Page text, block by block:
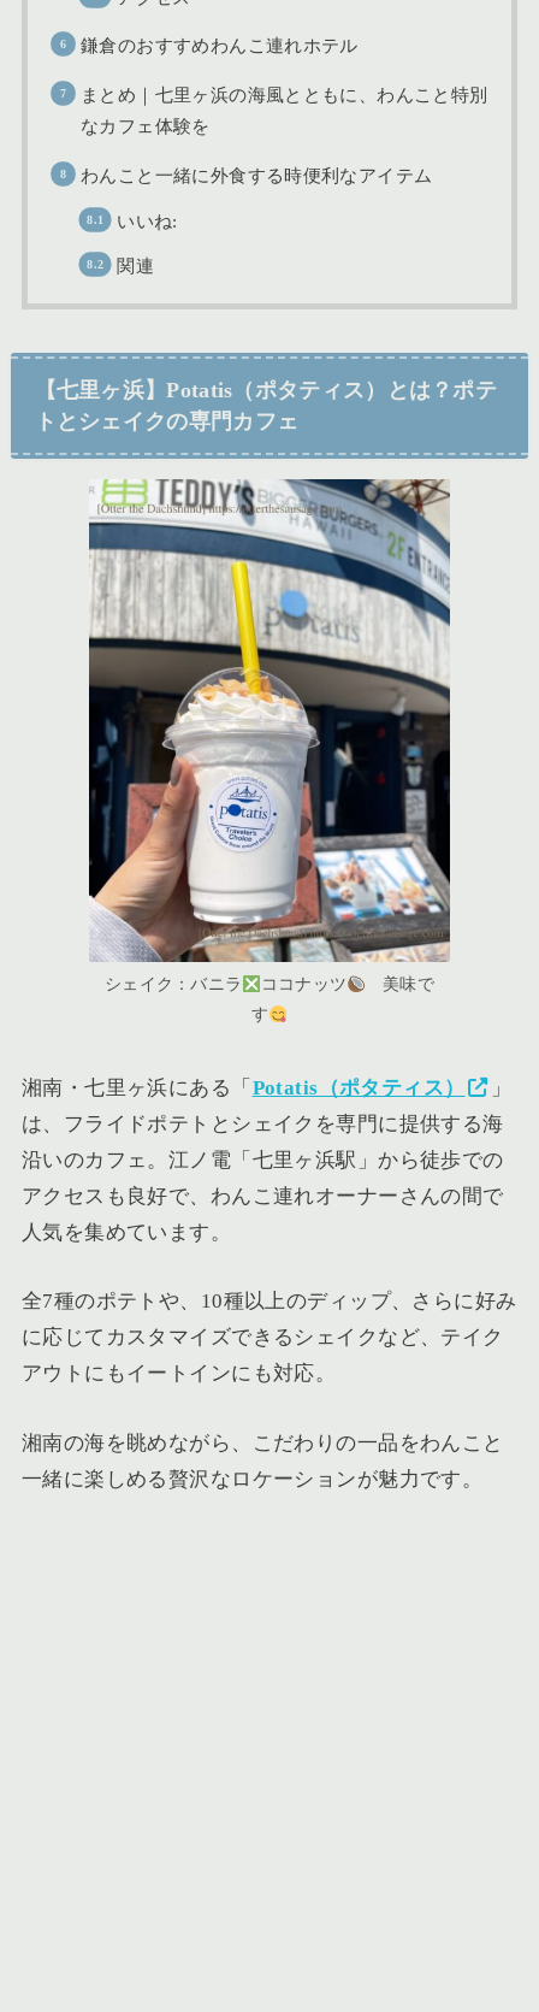
鎌倉のおすすめわんこ連れホテル
まとめ｜七里ヶ浜の海風とともに、わんこと特別
なカフェ体験を
わんこと一緒に外食する時便利なアイテム
いいね:
関連
【七里ヶ浜】Potatis（ポタティス）とは？ポテ
トとシェイクの専門カフェ
シェイク：バニラ ココナッツ
美味で
す
湘南・七里ヶ浜にある「 Potatis（ポタティス）
」
は、フライドポテトとシェイクを専門に提供する海
沿いのカフェ。江ノ電「七里ヶ浜駅」から徒歩での
アクセスも良好で、わんこ連れオーナーさんの間で
人気を集めています。
全7種のポテトや、10種以上のディップ、さらに好み
に応じてカスタマイズできるシェイクなど、テイク
アウトにもイートインにも対応。
湘南の海を眺めながら、こだわりの一品をわんこと
一緒に楽しめる贅沢なロケーションが魅力です。